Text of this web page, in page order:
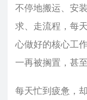
不停地搬运、安
求、走流程，每
心做好的核心工
一再被搁置，甚
每天忙到疲惫，